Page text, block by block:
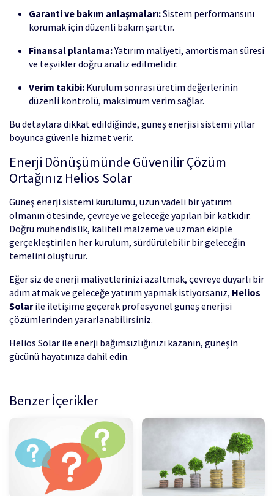
Garanti ve bakım anlaşmaları:Sistem performansını
korumak için düzenli bakım şarttır.
Finansal planlama:Yatırım maliyeti, amortisman süresi
ve teşvikler doğru analiz edilmelidir.
Verim takibi: Kurulum sonrası üretim değerlerinin
düzenli kontrolü, maksimum verim sağlar.
Bu detaylara dikkat edildiğinde, güneş enerjisi sistemi yıllar
boyunca güvenle hizmet verir.
Enerji Dönüşümünde Güvenilir Çözüm
Ortağınız Helios Solar
Güneş enerji sistemi kurulumu, uzun vadeli bir yatırım
olmanın ötesinde, çevreye ve geleceğe yapılan bir katkıdır.
Doğru mühendislik, kaliteli malzeme ve uzman ekiple
gerçekleştirilen her kurulum, sürdürülebilir bir geleceğin
temelini oluşturur.
Eğer siz de enerji maliyetlerinizi azaltmak, çevreye duyarlı bir
adım atmak ve geleceğe yatırım yapmak istiyorsanız, Helios
Solarile iletişime geçerek profesyonel güneş enerjisi
çözümlerinden yararlanabilirsiniz.
Helios Solar ile enerji bağımsızlığınızı kazanın, güneşin
gücünü hayatınıza dahil edin.
Benzer İçerikler